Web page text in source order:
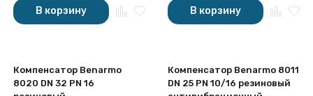
В корзину В корзину
Компенсатор Benarmo
8020 DN 32 PN 16
Компенсатор Benarmo 8011
DN 25 PN 10/16 резиновый